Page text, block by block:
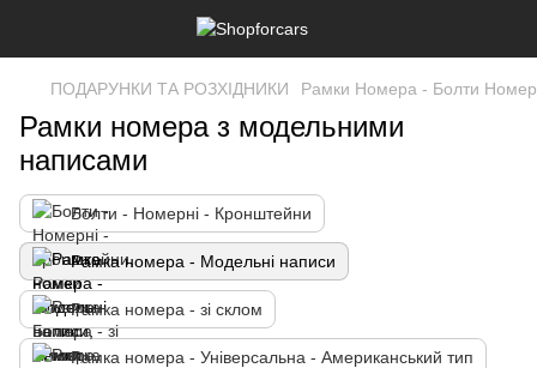
ПОДАРУНКИ ТА РОЗХІДНИКИ Рамки Номера - Болти
Рамки номера з модельними
написами
Болти - Номерні - Кронштейни
Рамка номера - Модельні написи
Рамка номера - зі склом
Рамка номера - Універсальна - Американський тип